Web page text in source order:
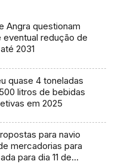
Angra questionam
eventual redução de
2031
quase 4 toneladas
litros de bebidas
em 2025
para navio
mercadorias para
para dia 11 de